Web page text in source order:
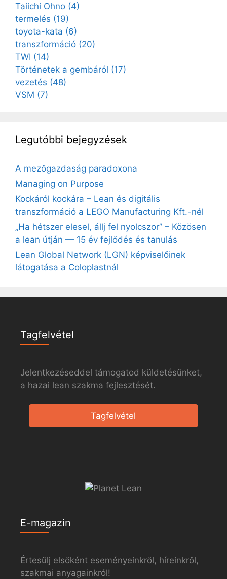
Taiichi Ohno (4)
termelés (19)
toyota-kata (6)
transzformáció (20)
TWI (14)
Történetek a gembáról (17)
vezetés (48)
VSM (7)
Legutóbbi bejegyzések
A mezőgazdaság paradoxona
Managing on Purpose
Kockáról kockára – Lean és digitális
transzformáció a LEGO Manufacturing Kft.-nél
„Ha hétszer elesel, állj fel nyolcszor” – Közösen
a lean útján — 15 év fejlődés és tanulás
Lean Global Network (LGN) képviselőinek
látogatása a Coloplastnál
Tagfelvétel
Jelentkezéseddel támogatod küldetésünket,
a hazai lean szakma fejlesztését.
Tagfelvétel
E-magazin
Értesülj elsőként eseményeinkről, híreinkről,
szakmai anyagainkról!